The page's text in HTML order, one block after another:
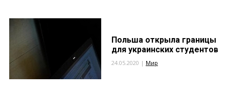
Польша открыла границы
для украинских студентов
24.05.2020 | Мир